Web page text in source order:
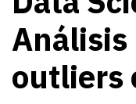
Análisis
outliers